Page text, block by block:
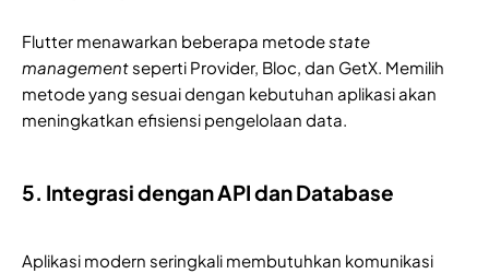
Flutter menawarkan beberapa metodestate
managementseperti Provider, Bloc, dan GetX. Memilih
metode yang sesuai dengan kebutuhan aplikasi akan
meningkatkan efisiensi pengelolaan data.
5. Integrasi dengan API dan Database
Aplikasi modern seringkali membutuhkan komunikasi